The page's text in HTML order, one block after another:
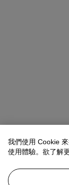
我們使用 Cookie
使用體驗。欲了解